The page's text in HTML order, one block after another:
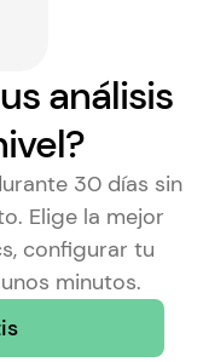
análisis
30 días sin
Elige la mejor
, configurar tu
minutos.